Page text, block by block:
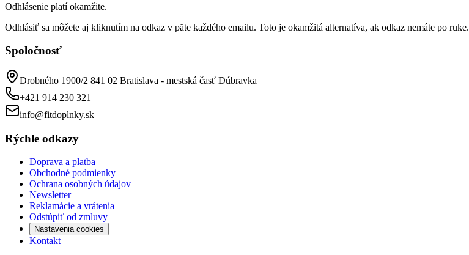
Odhlásenie platí okamžite.
Odhlásiť sa môžete aj kliknutím na odkaz v päte každého emailu. Toto je okamžitá alternatíva, ak odkaz nemáte po ruke.
Spoločnosť
Drobného 1900/2 841 02 Bratislava - mestská časť Dúbravka
+421 914 230 321
info@fitdoplnky.sk
Rýchle odkazy
Doprava a platba
Obchodné podmienky
Ochrana osobných údajov
Newsletter
Reklamácie a vrátenia
Odstúpiť od zmluvy
Nastavenia cookies
Kontakt